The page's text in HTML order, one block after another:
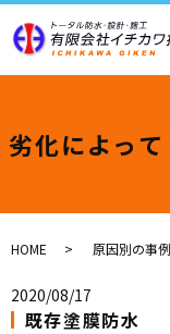
劣化によっ
HOME 原因別の事例
2020/08/17
既存塗膜防水